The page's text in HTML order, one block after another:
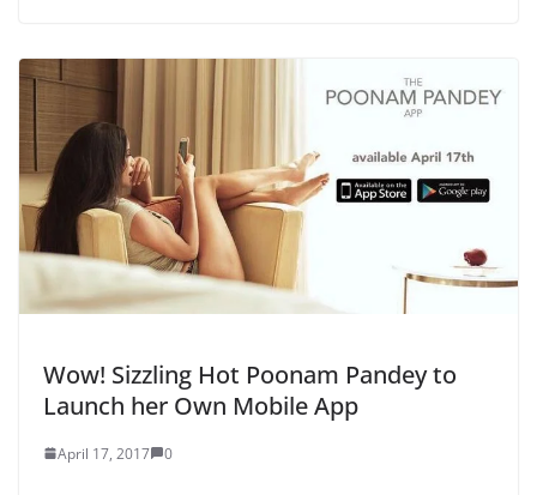
Wow! Sizzling Hot Poonam Pandey to
Launch her Own Mobile App
April 17, 2017 0